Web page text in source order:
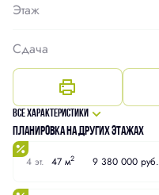
Этаж
Сдача
Все характеристики
Планировка на других этажах
4 эт. 47 м2 9 380 000 руб.